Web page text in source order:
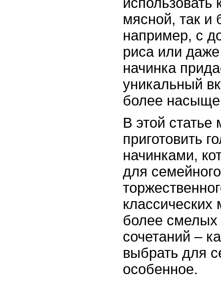
мясной, так и
например, с
риса или
начинка
уникальный
более
В этой
приготовить
начинками,
для
более
сочетаний –
выбрать для
особенное.